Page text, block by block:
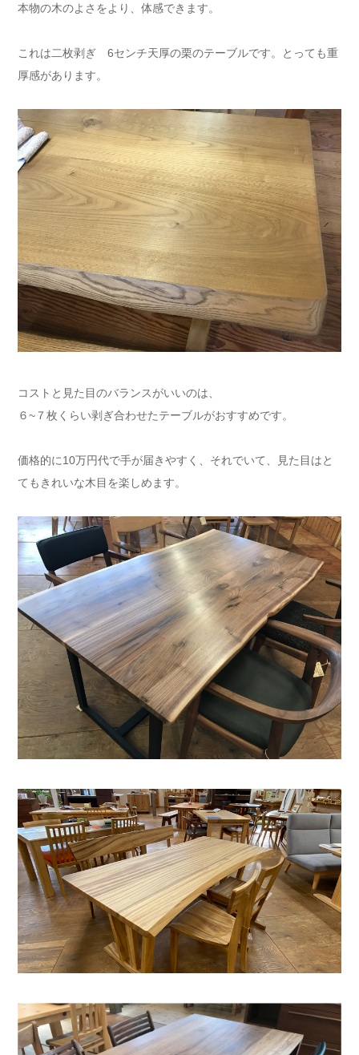
本物の木のよさをより、体感できます。
これは二枚剥ぎ 6センチ天厚の栗のテーブルです。とっても重
厚感があります。
コストと見た目のバランスがいいのは、
６~７枚くらい剥ぎ合わせたテーブルがおすすめです。
価格的に10万円代で手が届きやすく、それでいて、見た目はと
てもきれいな木目を楽しめます。